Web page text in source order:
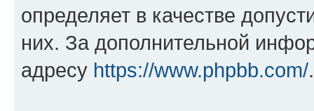
определяет в качестве
них. За дополнительной
адресу https://www.phpbb.com/.